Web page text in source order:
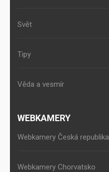
Svět
Tipy
Věda a vesmír
WEBKAMERY
Webkamery Česká republika
Webkamery Chorvatsko